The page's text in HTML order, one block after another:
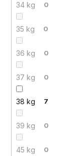
34 kg 0
35 kg 0
36 kg 0
37 kg 0
38 kg 7
39 kg 0
45 kg 0